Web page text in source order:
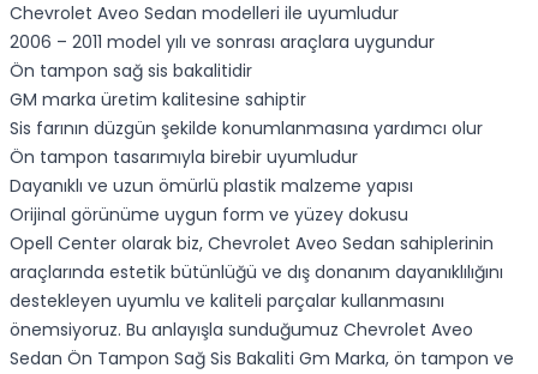
Chevrolet Aveo Sedan modelleri ile uyumludur
2006 – 2011 model yılı ve sonrası araçlara uygundur
Ön tampon sağ sis bakalitidir
GM marka üretim kalitesine sahiptir
Sis farının düzgün şekilde konumlanmasına yardımcı olur
Ön tampon tasarımıyla birebir uyumludur
Dayanıklı ve uzun ömürlü plastik malzeme yapısı
Orijinal görünüme uygun form ve yüzey dokusu
Opell Center olarak biz, Chevrolet Aveo Sedan sahiplerinin
araçlarında estetik bütünlüğü ve dış donanım dayanıklılığını
destekleyen uyumlu ve kaliteli parçalar kullanmasını
önemsiyoruz. Bu anlayışla sunduğumuz Chevrolet Aveo
Sedan Ön Tampon Sağ Sis Bakaliti Gm Marka, ön tampon ve